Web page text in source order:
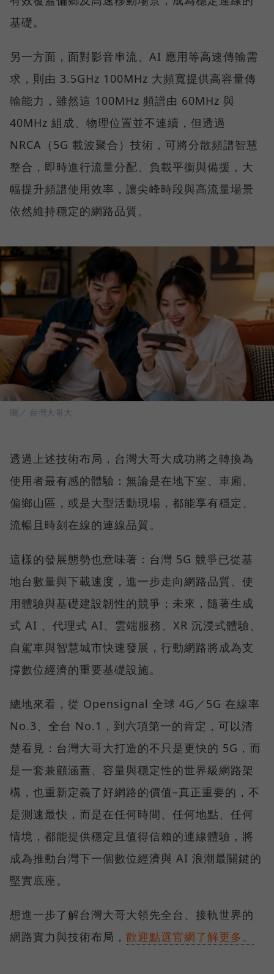
基礎。
另一方面，面對影音串流、AI 應用等高速傳輸需
求，則由 3.5GHz 100MHz 大頻寬提供高容量傳
輸能力，雖然這 100MHz 頻譜由 60MHz 與
40MHz 組成、物理位置並不連續，但透過
NRCA（5G 載波聚合）技術，可將分散頻譜智慧
整合，即時進行流量分配、負載平衡與備援，大
幅提升頻譜使用效率，讓尖峰時段與高流量場景
依然維持穩定的網路品質。
圖／ 台灣大哥大
透過上述技術布局，台灣大哥大成功將之轉換為
使用者最有感的體驗：無論是在地下室、車廂、
偏鄉山區，或是大型活動現場，都能享有穩定、
流暢且時刻在線的連線品質。
這樣的發展態勢也意味著：台灣 5G 競爭已從基
地台數量與下載速度，進一步走向網路品質、使
用體驗與基礎建設韌性的競爭；未來，隨著生成
式 AI 、代理式 AI、雲端服務、XR 沉浸式體驗、
自駕車與智慧城市快速發展，行動網路將成為支
撐數位經濟的重要基礎設施。
總地來看，從 Opensignal 全球 4G／5G 在線率
No.3、全台 No.1，到六項第一的肯定，可以清
楚看見：台灣大哥大打造的不只是更快的 5G，而
是一套兼顧涵蓋、容量與穩定性的世界級網路架
構，也重新定義了好網路的價值–真正重要的，不
是測速最快，而是在任何時間、任何地點、任何
情境，都能提供穩定且值得信賴的連線體驗，將
成為推動台灣下一個數位經濟與 AI 浪潮最關鍵的
堅實底座。
想進一步了解台灣大哥大領先全台、接軌世界的
網路實力與技術布局， 歡迎點選官網了解更多。